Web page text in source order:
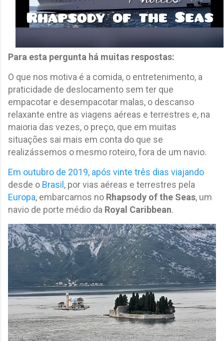
Para esta pergunta há muitas respostas:
O que nos motiva é a comida, o entretenimento, a
praticidade de deslocamento sem ter que
empacotar e desempacotar malas, o descanso
relaxante entre as viagens aéreas e terrestres e, na
maioria das vezes, o preço, que em muitas
situações sai mais em conta do que se
realizássemos o mesmo roteiro, fora de um navio.
Em outubro de 2019, após vinte três dias viajando
desde o Brasil , por vias aéreas e terrestres pela
Europa, embarcamos no Rhapsody of the Seas, um
navio de porte médio da Royal Caribbean.